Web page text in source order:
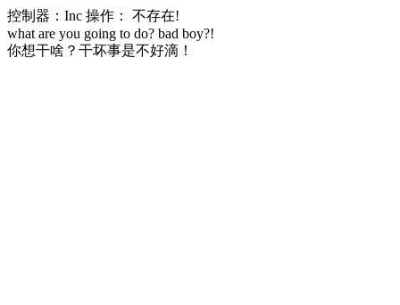
控制器：Inc 操作： 不存在!
what are you going to do? bad boy?!
你想干啥？干坏事是不好滴！